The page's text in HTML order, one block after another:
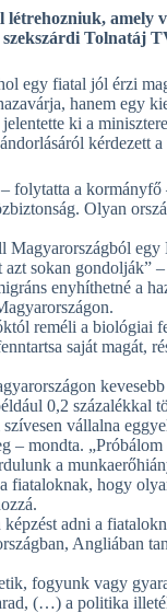
amely
Tolnatáj
egy fiatal jól érzi
hanem egy
ki a
kérdezett
folytatta a
Olyan
Magyarországból
sokan gondolják”
enyhíthetné a
reméli a biológiai
saját magát,
0,2 százalékkal
vállalna
– mondta.
a
fiataloknak, hogy
adni a
Angliában
fogyunk vagy
(…) a politika